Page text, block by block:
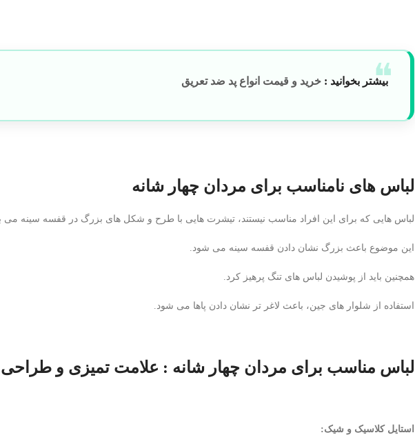
بیشتر بخوانید : خرید و قیمت انواع پد ضد تعریق
لباس های نامناسب برای مردان چهار شانه
لباس هایی که برای این افراد مناسب نیستند، تیشرت هایی با طرح و شکل های بزرگ در قفسه سینه می
این موضوع باعث بزرگ نشان دادن قفسه سینه می شود.
همچنین باید از پوشیدن لباس های تنگ پرهیز کرد.
استفاده از شلوار های جین، باعث لاغر تر نشان دادن پاها می شود.
لباس مناسب برای مردان چهار شانه : علامت تمیزی و طراحی
استایل کلاسیک و شیک: